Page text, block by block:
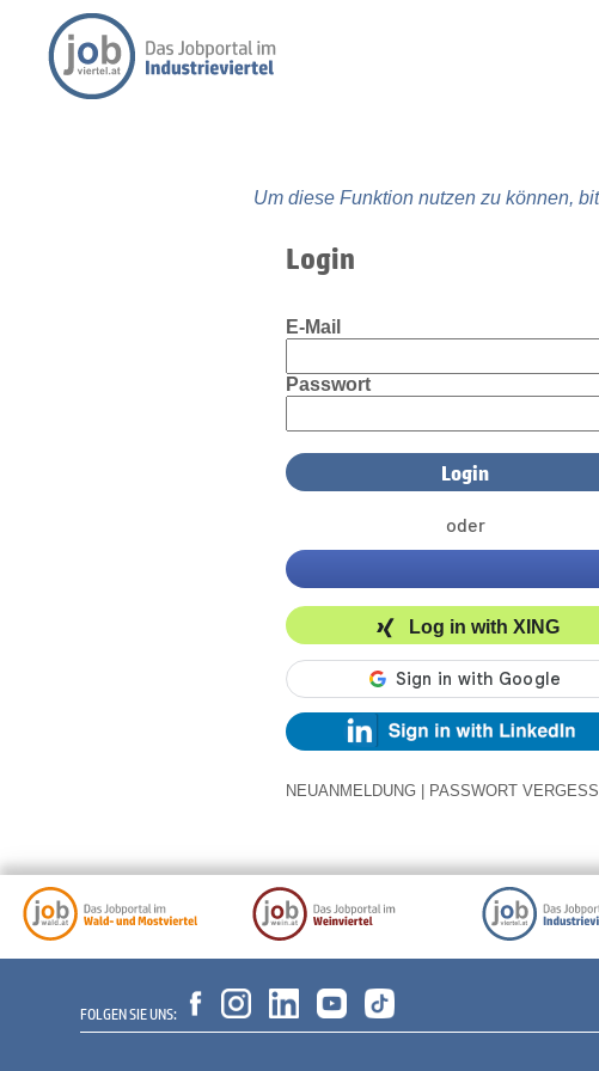
Um diese Funktion nutzen zu können,
Login
E-Mail
Passwort
oder
Log in with XING
NEUANMELDUNG PASSWORT
FOLGEN SIE UNS: